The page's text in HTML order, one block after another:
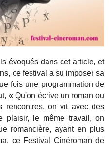
évoqués dans cet article, et
ce festival a su imposer sa
fois une programmation de
« Qu'on écrive un roman ou
rencontres, on vit avec des
plaisir, le même travail, on
romancière, ayant en plus
ce Festival Cinéroman de